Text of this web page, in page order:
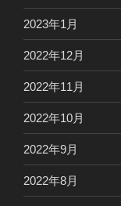
2023年1月
2022年12月
2022年11月
2022年10月
2022年9月
2022年8月